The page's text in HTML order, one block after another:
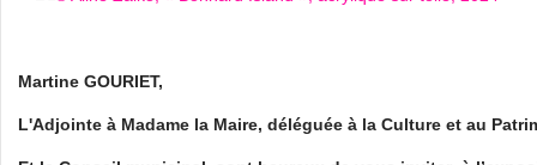
Martine GOURIET,
L'Adjointe à Madame la Maire, déléguée à la Culture et au